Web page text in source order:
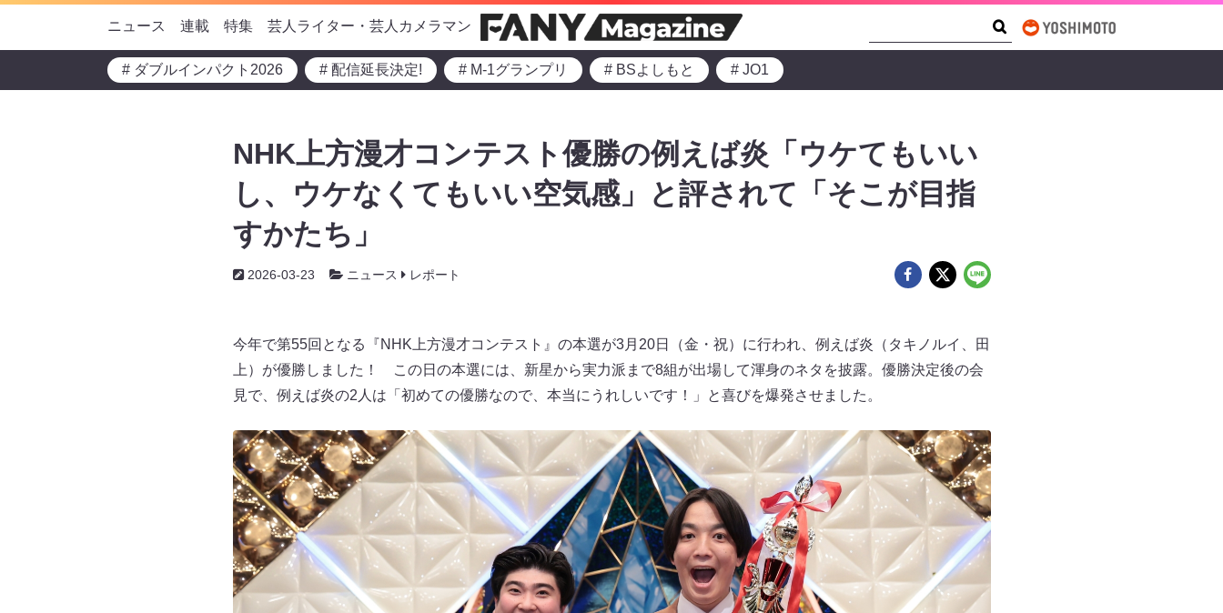
ニュース 連載 特集 芸人ライター・芸人カメラマン
# ダブルインパクト2026 # 配信延長決定! # M-1グランプリ # BSよしもと # JO1
NHK上方漫才コンテスト優勝の例えば炎「ウケてもいい
し、ウケなくてもいい空気感」と評されて「そこが目指
すかたち」
2026-03-23 ニュース レポート
今年で第55回となる『NHK上方漫才コンテスト』の本選が3月20日（金・祝）に行われ、例えば炎（タキノルイ、田
上）が優勝しました！ この日の本選には、新星から実力派まで8組が出場して渾身のネタを披露。優勝決定後の会
見で、例えば炎の2人は「初めての優勝なので、本当にうれしいです！」と喜びを爆発させました。